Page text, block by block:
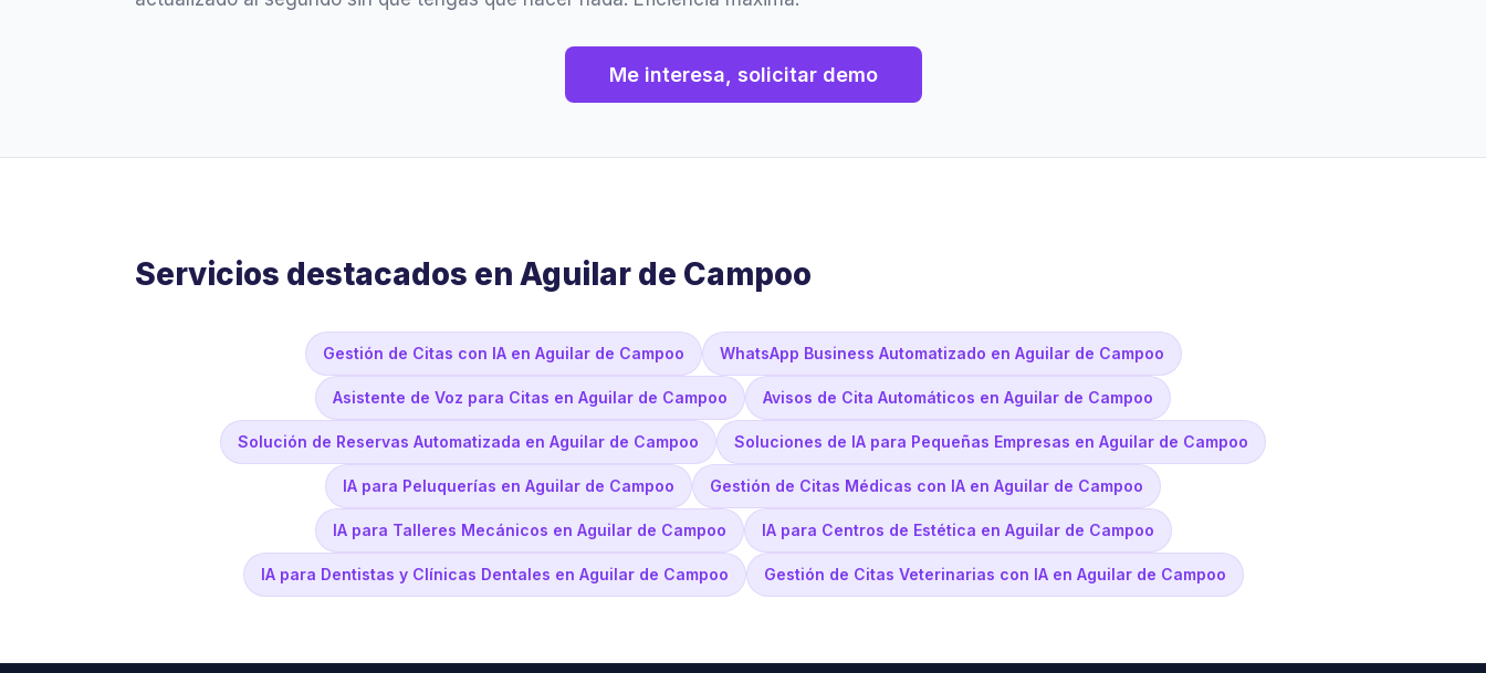
Me interesa, solicitar demo
Servicios destacados en Aguilar de Campoo
Gestión de Citas con IA en Aguilar de Campoo WhatsApp Business Automatizado en Aguilar de Campoo
Asistente de Voz para Citas en Aguilar de Campoo Avisos de Cita Automáticos en Aguilar de Campoo
Solución de Reservas Automatizada en Aguilar de Campoo Soluciones de IA para Pequeñas Empresas en Aguilar de Campoo
IA para Peluquerías en Aguilar de Campoo Gestión de Citas Médicas con IA en Aguilar de Campoo
IA para Talleres Mecánicos en Aguilar de Campoo IA para Centros de Estética en Aguilar de Campoo
IA para Dentistas y Clínicas Dentales en Aguilar de Campoo Gestión de Citas Veterinarias con IA en Aguilar de Campoo